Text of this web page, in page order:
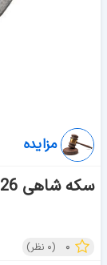
مزایده
سکه شاهی 1326 - AU58 - محمد علی شاه
۰ (۰ نظر)